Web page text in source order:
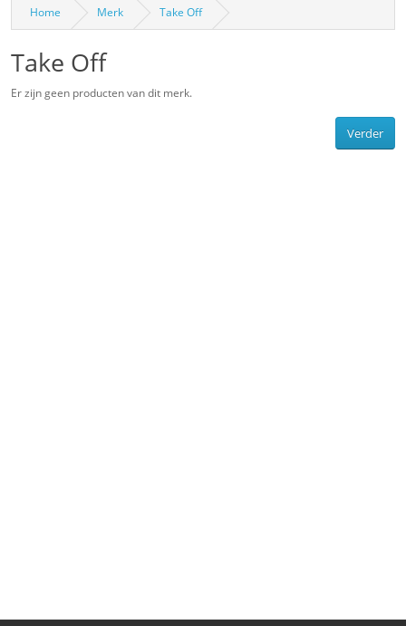
Home Merk Take Off
Take Off
Er zijn geen producten van dit merk.
Verder